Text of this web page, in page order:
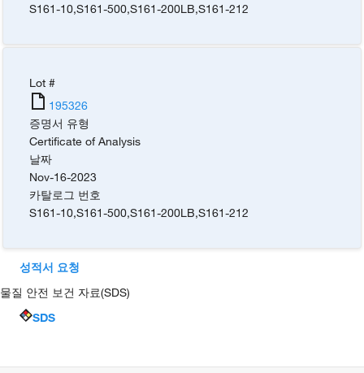
S161-10,S161-500,S161-200LB,S161-212
Lot #
195326
증명서 유형
Certificate of Analysis
날짜
Nov-16-2023
카탈로그 번호
S161-10,S161-500,S161-200LB,S161-212
성적서 요청
물질 안전 보건 자료(SDS)
SDS